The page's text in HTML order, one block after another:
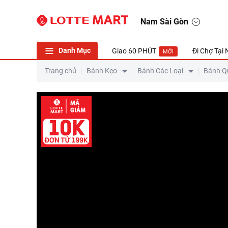
Nam Sài Gòn
Danh Mục Giao 60 PHÚT MỚI Đi Chợ Tại
Trang chủ Bánh Kẹo Bánh Các Loại Bánh